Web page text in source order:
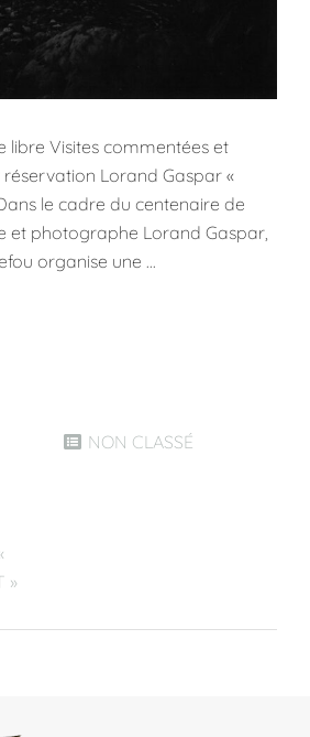
libre Visites commentées et
Lorand Gaspar «
le cadre du centenaire de
et photographe Lorand Gaspar,
organise une ...
NON CLASSÉ
»